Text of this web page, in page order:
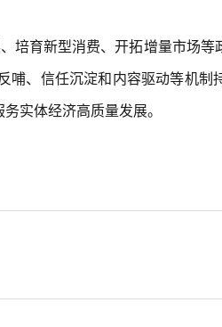
育新型消费、开拓增量市场等
、信任沉淀和内容驱动等机制
实体经济高质量发展。